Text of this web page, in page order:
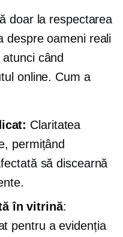
doar la respectarea
despre oameni reali
când
online. Cum a
Claritatea
permițând
să discearnă
în vitrină:
pentru a evidenția